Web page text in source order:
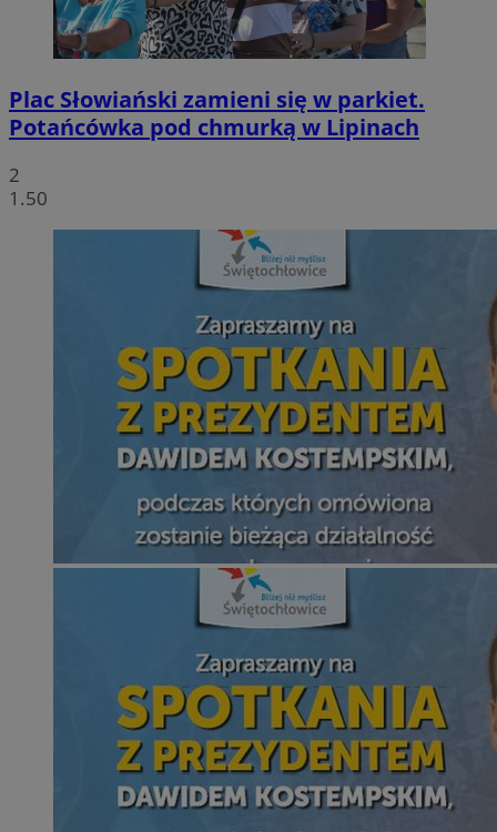
Plac Słowiański zamieni się w parkiet.
Potańcówka pod chmurką w Lipinach
2
1.50